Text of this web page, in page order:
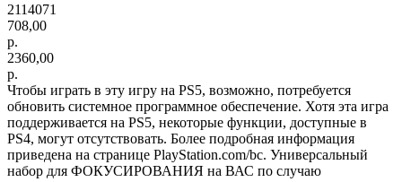
2114071
708,00
р.
2360,00
р.
Чтобы играть в эту игру на PS5, возможно, потребуется
обновить системное программное обеспечение. Хотя эта игра
поддерживается на PS5, некоторые функции, доступные в
PS4, могут отсутствовать. Более подробная информация
приведена на странице PlayStation.com/bc. Универсальный
набор для ФОКУСИРОВАНИЯ на ВАС по случаю